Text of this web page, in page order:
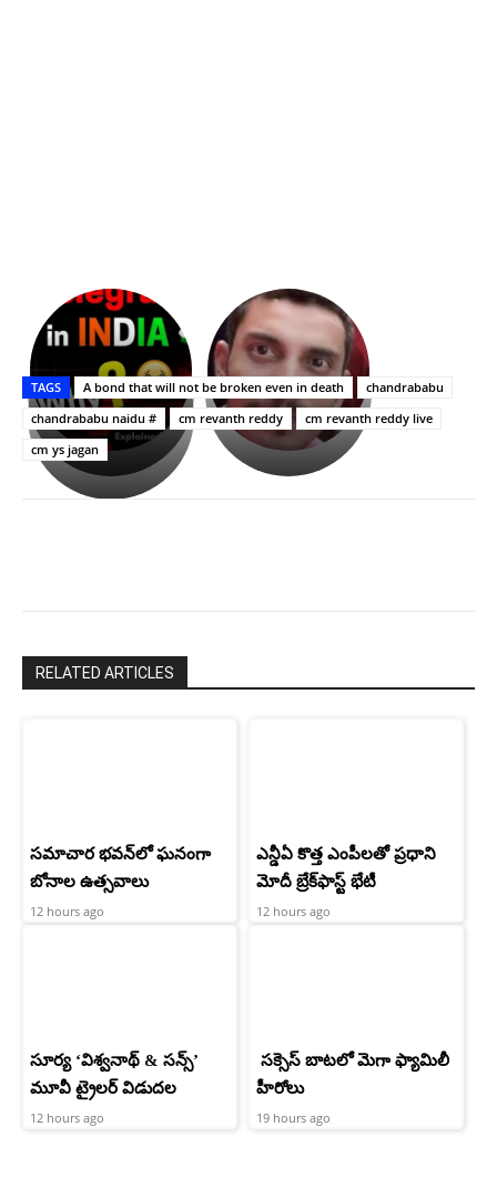
భగవంతుని
ప్రసాదం
తీర్థం..తులసీదళం
లేకుండా
అసంపూర్ణం
కేజీఎఫ్
సినిమాతో
పాన్
ఇండియా
స్టార్
హీరోయిన్‏గా
శ్రీనిధి
Upasana:
భర్తపై
రివెంజ్
తీర్చుకున్న
ఉపాసన..
పాపం
రామ్
TAGS A bond that will not be broken even in death
chandrababu
chandrababu naidu #
cm revanth reddy
cm revanth reddy live
cm ys jagan
RELATED ARTICLES
సమాచార భవన్‌లో ఘనంగా
బోనాల ఉత్సవాలు
12 hours ago
ఎన్డీఏ కొత్త ఎంపీలతో ప్రధాని
మోదీ బ్రేక్‌ఫాస్ట్ భేటీ
12 hours ago
సూర్య ‘విశ్వనాథ్ & సన్స్’
మూవీ ట్రైలర్ విడుదల
12 hours ago
సక్సెస్ బాటలో మెగా ఫ్యామిలీ
హీరోలు
19 hours ago